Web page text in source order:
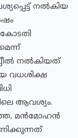
നൽകിയ
കോടതി
നൽകിയത്
വധശിക്ഷ
ആവശ്യം.
ദത്ത, മൻമോഹൻ